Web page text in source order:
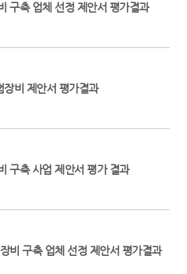
구축 업체 선정 제안서 평가결과
장비 제안서 평가결과
구축 사업 제안서 평가 결과
비 구축 업체 선정 제안서 평가결과